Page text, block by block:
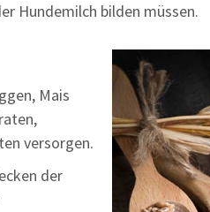
Hundemilch bilden müssen.
Mais
versorgen.
der